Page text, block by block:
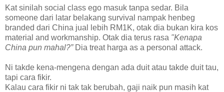
Kat sinilah social class ego masuk tanpa sedar. Bila
someone dari latar belakang survival nampak henbeg
branded dari China jual lebih RM1K, otak dia bukan kira kos
material and workmanship. Otak dia terus rasa "Kenapa
China pun mahal?”Dia treat harga as a personal attack.
Ni takde kena-mengena dengan ada duit atau takde duit tau,
tapi cara fikir.
Kalau cara fikir ni tak tak berubah, gaji naik pun masih kat